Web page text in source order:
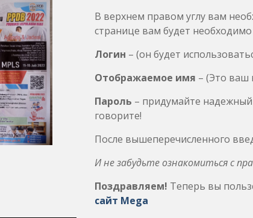
В верхнем правом углу вам
странице вам будет
Логин – (он будет
Отображаемое имя – (Это ваш
Пароль – придумайте надежный
говорите!
После вышеперечисленного
И не забудьте ознакомиться с
Поздравляем! Теперь вы
сайт Mega